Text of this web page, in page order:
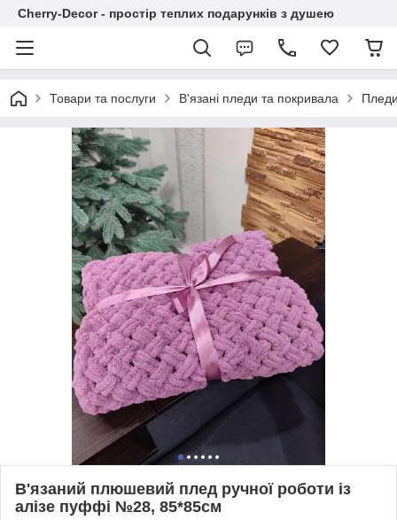
Cherry-Decor - простір теплих подарунків з душею
Товари та послуги В'язані пледи та покривала
В'язаний плюшевий плед ручної роботи із
алізе пуффі №28, 85*85см